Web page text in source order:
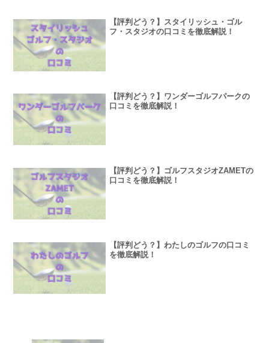
【評判どう？】スタイリッシュ・ゴル
フ・スタジオの口コミを徹底解説！
【評判どう？】ワンダーゴルフパークの
口コミを徹底解説！
【評判どう？】ゴルフスタジオZAMETの
口コミを徹底解説！
【評判どう？】わたしのゴルフの口コミ
を徹底解説！